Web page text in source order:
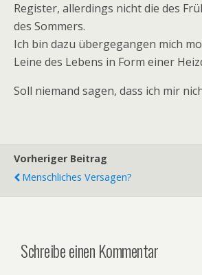
Register, allerdings nicht die des
des Sommers.
Ich bin dazu übergegangen mich
Leine des Lebens in Form einer
Soll niemand sagen, dass ich mir
Vorheriger Beitrag
Menschliches Versagen?
Schreibe einen Kommentar